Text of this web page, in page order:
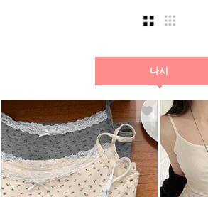
나시